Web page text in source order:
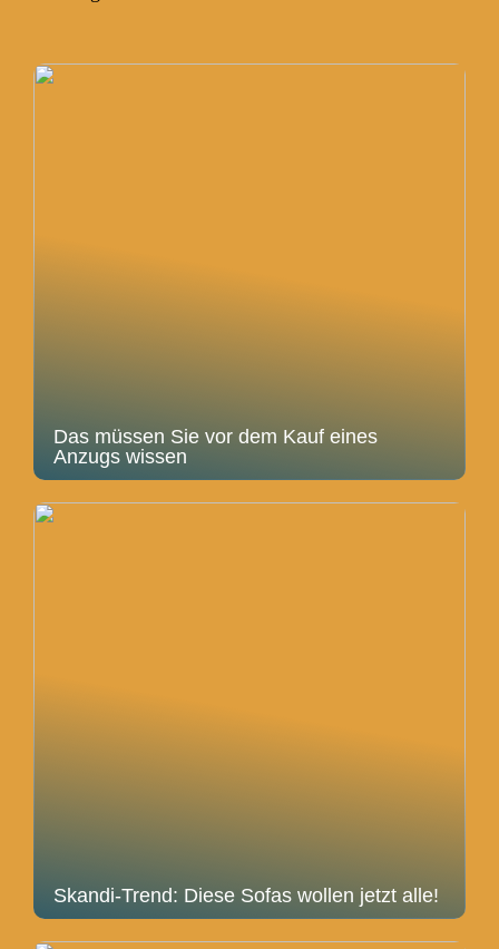
Das müssen Sie vor dem Kauf eines
Anzugs wissen
Skandi-Trend: Diese Sofas wollen jetzt alle!